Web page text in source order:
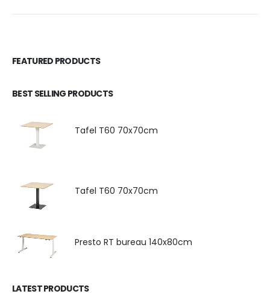
FEATURED PRODUCTS
BEST SELLING PRODUCTS
Tafel T60 70x70cm
Tafel T60 70x70cm
Presto RT bureau 140x80cm
LATEST PRODUCTS